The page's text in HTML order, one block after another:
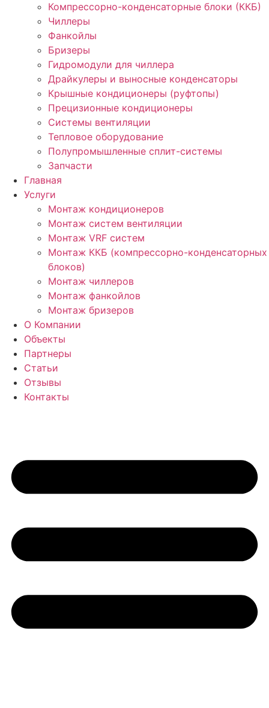
Компрессорно-конденсаторные блоки (ККБ)
Чиллеры
Фанкойлы
Бризеры
Гидромодули для чиллера
Драйкулеры и выносные конденсаторы
Крышные кондиционеры (руфтопы)
Прецизионные кондиционеры
Системы вентиляции
Тепловое оборудование
Полупромышленные сплит-системы
Запчасти
Главная
Услуги
Монтаж кондиционеров
Монтаж cистем вентиляции
Монтаж VRF систем
Монтаж ККБ (компрессорно-конденсаторных
блоков)
Монтаж чиллеров
Монтаж фанкойлов
Монтаж бризеров
О Компании
Объекты
Партнеры
Статьи
Отзывы
Контакты